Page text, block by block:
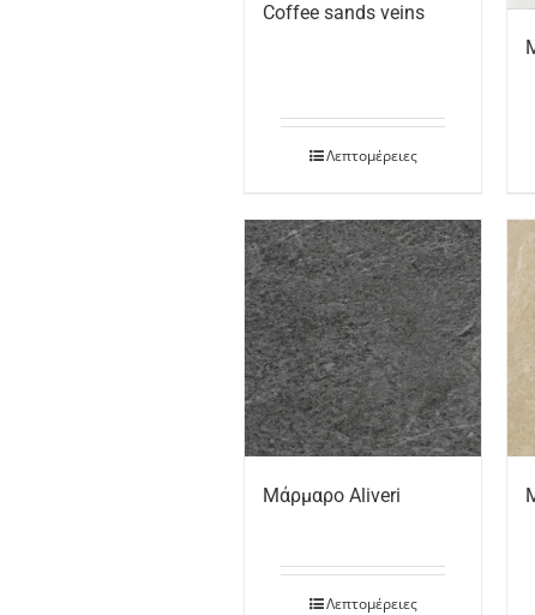
Coffee sands veins
Λεπτομέρειες
Μάρμαρο Aliveri
Λεπτομέρειες